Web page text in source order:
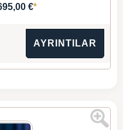
€*
AYRINTILAR